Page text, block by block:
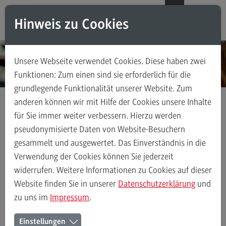
Direkt zum Inhalt
Direkt zum Hauptmenu
Direkt zum Footer
Modul-O-Mat
Masterstudiengänge
Accounting, Controlling, Taxation
Accounting, Controlling, Taxation
Modulangebot
Berufsperspektiven
Kontakt
Advanced Practice in Healthcare
Advanced Practice in Healthcare
Rahmenbedingungen
Kontakt
Persönlich an neun DHBW Standorten
DHBW Mosbach
Der Duale Master an der DHBW
Hinweis zu Cookies
Unsere Webseite verwendet Cookies. Diese haben zwei
Funktionen: Zum einen sind sie erforderlich für die
grundlegende Funktionalität unserer Website. Zum
anderen können wir mit Hilfe der Cookies unsere Inhalte
für Sie immer weiter verbessern. Hierzu werden
pseudonymisierte Daten von Website-Besuchern
gesammelt und ausgewertet. Das Einverständnis in die
Verwendung der Cookies können Sie jederzeit
widerrufen. Weitere Informationen zu Cookies auf dieser
Website finden Sie in unserer Datenschutzerklärung und
zu uns im Impressum.
Einstellungen